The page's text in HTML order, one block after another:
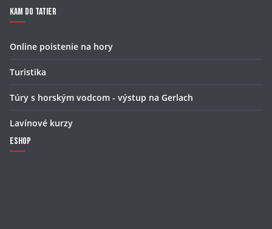
Kam do Tatier
Online poistenie na hory
Turistika
Túry s horským vodcom - výstup na Gerlach
Lavínové kurzy
Eshop